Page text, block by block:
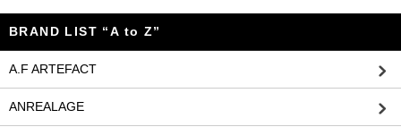
BRAND LIST “A to Z”
A.F ARTEFACT
ANREALAGE